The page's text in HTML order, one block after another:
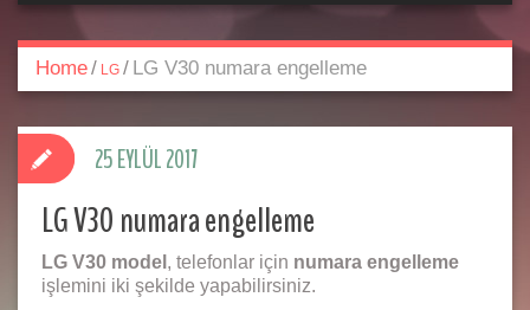
Home/ LG / LG V30 numara engelleme
LG V30 numara engelleme
LG V30 model , telefonlar için numara engelleme
işlemini iki şekilde yapabilirsiniz.
25 EYLÜL 2017